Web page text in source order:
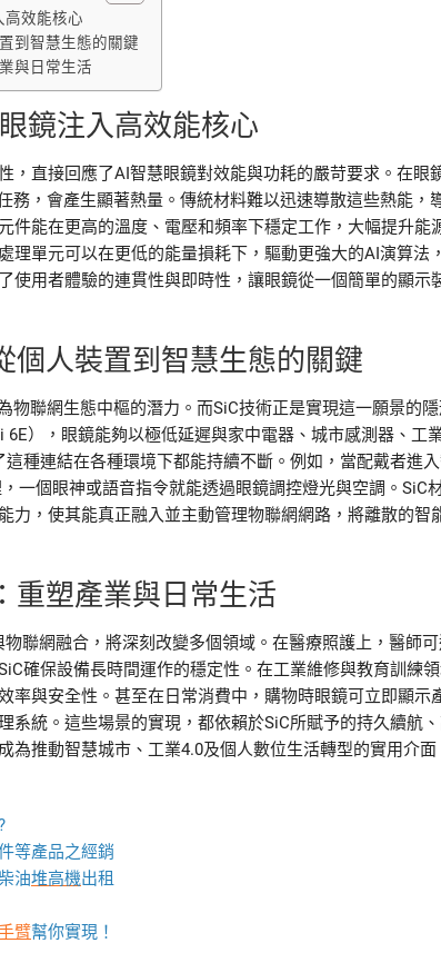
高效能核心
到智慧生態的關鍵
與日常生活
鏡注入高效能核心
，直接回應了AI智慧眼鏡對效能與功耗的嚴苛要求。在眼
務，會產生顯著熱量。傳統材料難以迅速導散這些熱能，
件能在更高的溫度、電壓和頻率下穩定工作，大幅提升能
理單元可以在更低的能量損耗下，驅動更強大的AI演算
使用者體驗的連貫性與即時性，讓眼鏡從一個簡單的顯
個人裝置到智慧生態的關鍵
物聯網生態中樞的潛力。而SiC技術正是實現這一願景的
6E），眼鏡能夠以極低延遲與家中電器、城市感測器、工
這種連結在各種環境下都能持續不斷。例如，當配戴者進
一個眼神或語音指令就能透過眼鏡調控燈光與空調。SiC
力，使其能真正融入並主動管理物聯網網路，將離散的
重塑產業與日常生活
聯網融合，將深刻改變多個領域。在醫療照護上，醫師
確保設備長時間運作的穩定性。在工業維修與教育訓練
率與安全性。甚至在日常消費中，購物時眼鏡可立即顯
系統。這些場景的實現，都依賴於SiC所賦予的持久續航
為推動智慧城市、工業4.0及個人數位生活轉型的實用介
等產品之經銷
油堆高機出租
臂幫你實現！